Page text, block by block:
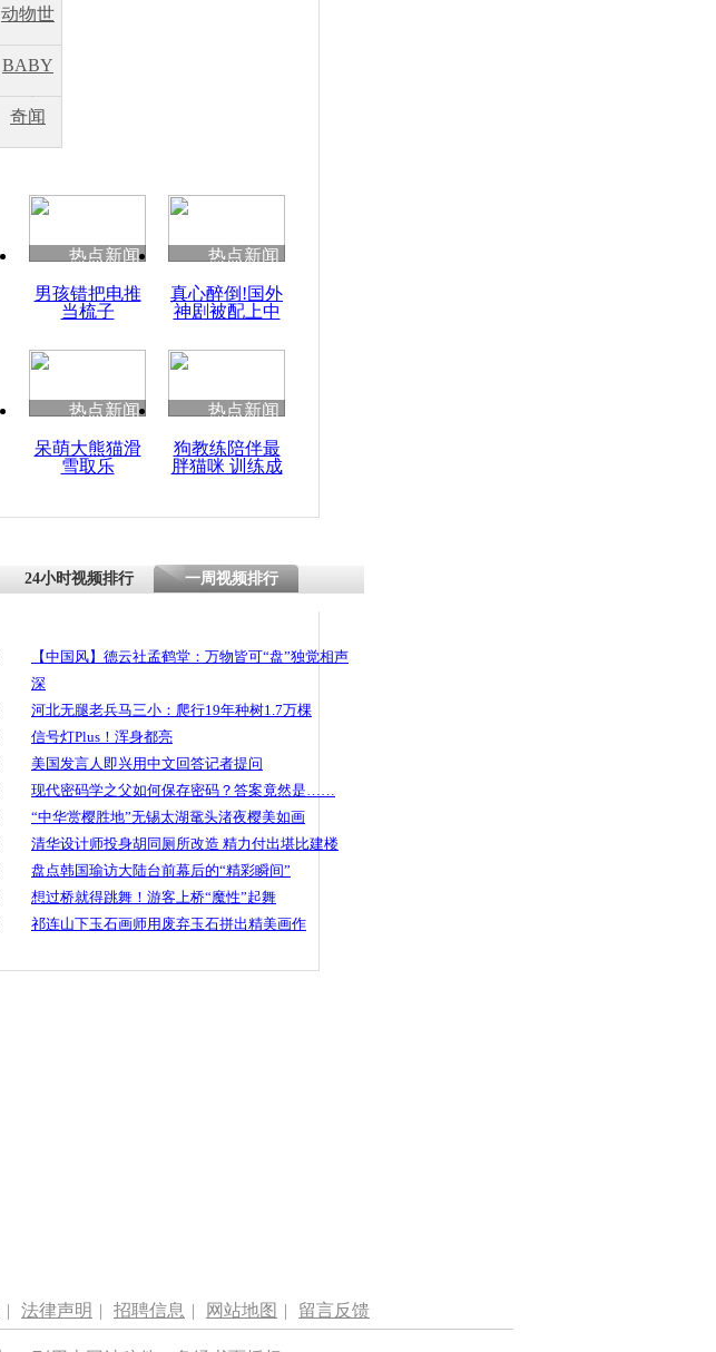
因
度苗族花山节
魂
动物世
BABY
秀
奇闻
热点新闻
男孩错把电推
当梳子
热点新闻
真心醉倒!国外
神剧被配上中
热点新闻
呆萌大熊猫滑
雪取乐
热点新闻
狗教练陪伴最
胖猫咪 训练成
24小时视频排行 一周视频排行
【中国风】德云社孟鹤堂：万物皆可“盘”独觉相声
深
河北无腿老兵马三小：爬行19年种树1.7万棵
信号灯Plus！浑身都亮
美国发言人即兴用中文回答记者提问
现代密码学之父如何保存密码？答案竟然是……
“中华赏樱胜地”无锡太湖鼋头渚夜樱美如画
清华设计师投身胡同厕所改造 精力付出堪比建楼
盘点韩国瑜访大陆台前幕后的“精彩瞬间”
想过桥就得跳舞！游客上桥“魔性”起舞
祁连山下玉石画师用废弃玉石拼出精美画作
| 法律声明 | 招聘信息 | 网站地图 | 留言反馈